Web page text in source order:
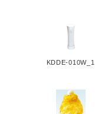
KDDE-010W_1